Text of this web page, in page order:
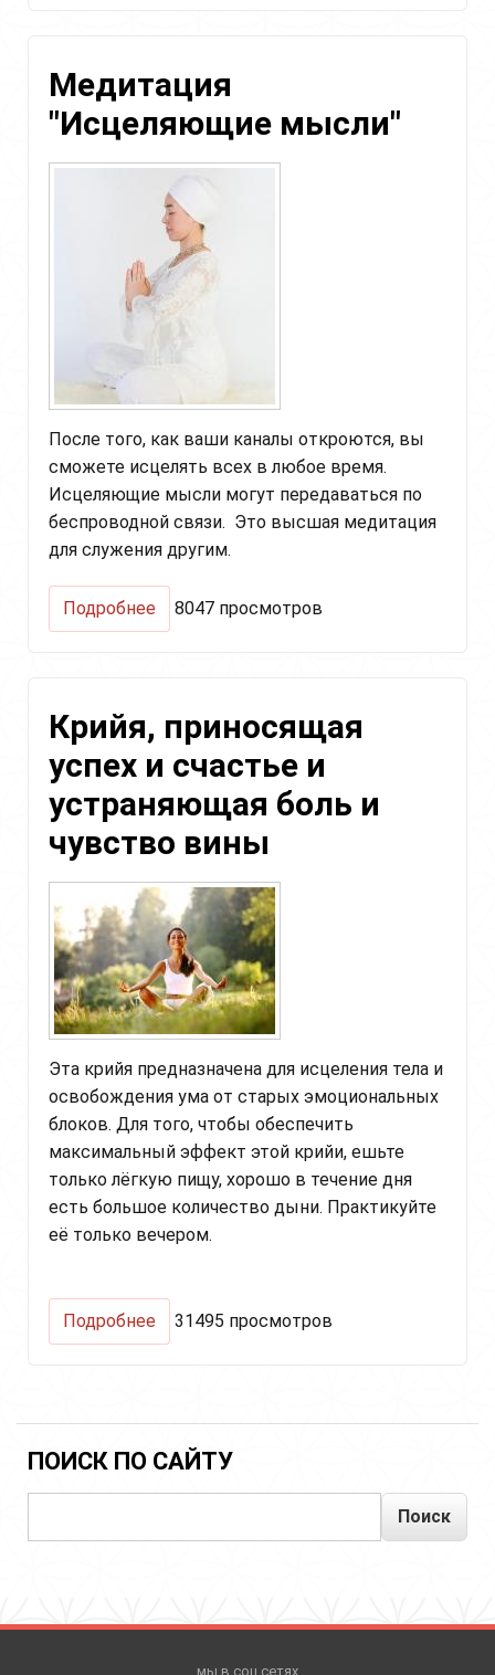
Медитация
"Исцеляющие мысли"
После того, как ваши каналы откроются, вы
сможете исцелять всех в любое время.
Исцеляющие мысли могут передаваться по
беспроводной связи. Это высшая медитация
для служения другим.
Подробнее
Медитация
8047 просмотров
Крийя, приносящая
успех и счастье и
устраняющая боль и
чувство вины
Эта крийя предназначена для исцеления тела и
освобождения ума от старых эмоциональных
блоков. Для того, чтобы обеспечить
максимальный эффект этой крийи, ешьте
только лёгкую пищу, хорошо в течение дня
есть большое количество дыни. Практикуйте
её только вечером.
Подробнее
Крийя,
счастье
устраняющая
боль
чувство
31495 просмотров
ПОИСК ПО САЙТУ
мы в соц.сетях